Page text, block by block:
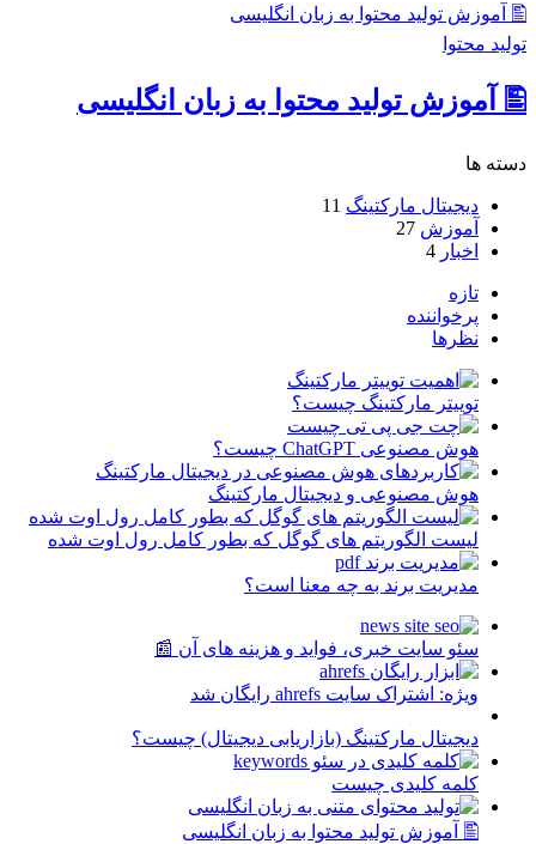
🖺 آموزش تولید محتوا به زبان انگلیسی
تولید محتوا
🖺 آموزش تولید محتوا به زبان انگلیسی
دسته ها
دیجیتال مارکتینگ 11
آموزش 27
اخبار 4
تازه
پرخواننده
نظرها
توییتر مارکتینگ چیست؟
هوش مصنوعی ChatGPT چیست؟
هوش مصنوعی و دیجیتال مارکتینگ
لیست الگوریتم های گوگل که بطور کامل رول اوت شده
مدیریت برند به چه معنا است؟
سئو سایت خبری، فواید و هزینه های آن 📰
ویژه: اشتراک سایت ahrefs رایگان شد
دیجیتال مارکتینگ (بازاریابی دیجیتال) چیست؟
کلمه کلیدی چیست
🖺 آموزش تولید محتوا به زبان انگلیسی